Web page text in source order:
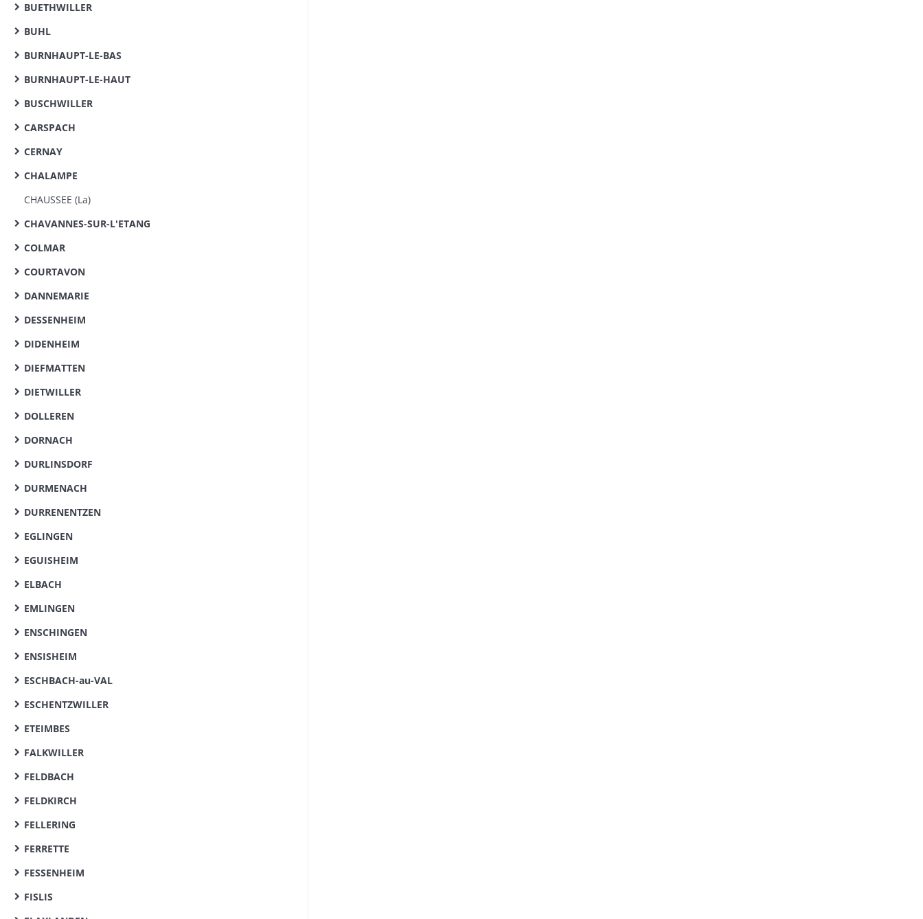
BUETHWILLER
BUHL
BURNHAUPT-LE-BAS
BURNHAUPT-LE-HAUT
BUSCHWILLER
CARSPACH
CERNAY
CHALAMPE
CHAUSSEE (La)
CHAVANNES-SUR-L'ETANG
COLMAR
COURTAVON
DANNEMARIE
DESSENHEIM
DIDENHEIM
DIEFMATTEN
DIETWILLER
DOLLEREN
DORNACH
DURLINSDORF
DURMENACH
DURRENENTZEN
EGLINGEN
EGUISHEIM
ELBACH
EMLINGEN
ENSCHINGEN
ENSISHEIM
ESCHBACH-au-VAL
ESCHENTZWILLER
ETEIMBES
FALKWILLER
FELDBACH
FELDKIRCH
FELLERING
FERRETTE
FESSENHEIM
FISLIS